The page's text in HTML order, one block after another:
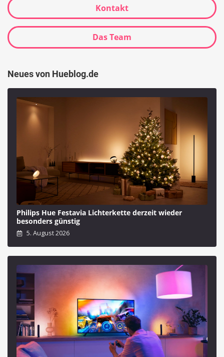
Kontakt
Das Team
Neues von Hueblog.de
Philips Hue Festavia Lichterkette derzeit wieder
besonders günstig
5. August 2026